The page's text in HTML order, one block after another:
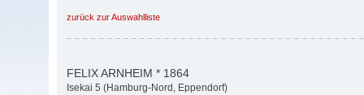
zurück zur Auswahlliste
FELIX ARNHEIM * 1864
Isekai 5 (Hamburg-Nord, Eppendorf)